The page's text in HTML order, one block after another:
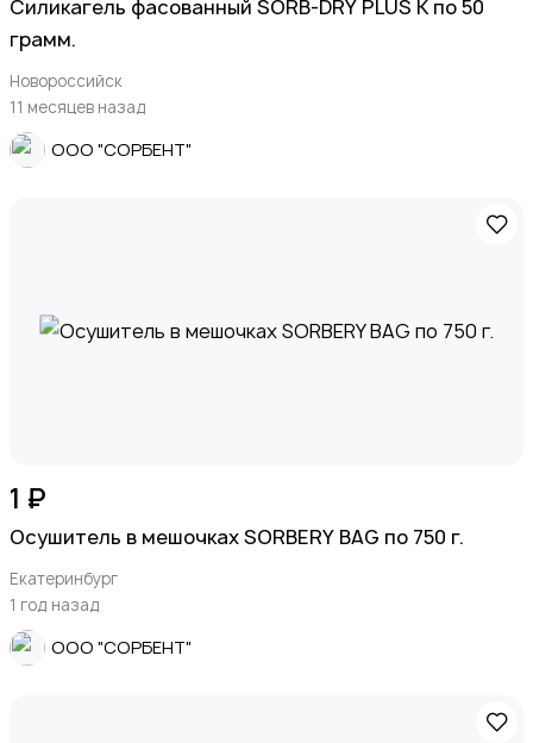
Силикагель фасованный SORB-DRY PLUS K по 50
грамм.
Новороссийск
11 месяцев назад
ООО "СОРБЕНТ"
1 ₽
Осушитель в мешочках SORBERY BAG по 750 г.
Екатеринбург
1 год назад
ООО "СОРБЕНТ"